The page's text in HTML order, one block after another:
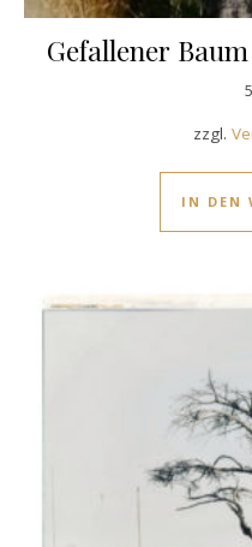
Gefallener
zzgl.
IN DEN